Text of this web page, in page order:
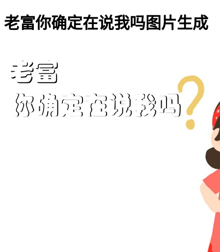
老富你确定在说我吗图片生成